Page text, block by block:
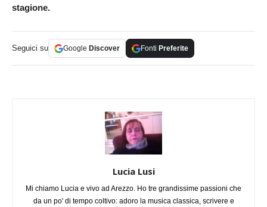
stagione.
Seguici su Google Discover Fonti Preferite
Lucia Lusi
Mi chiamo Lucia e vivo ad Arezzo. Ho tre grandissime passioni che
da un po' di tempo coltivo: adoro la musica classica, scrivere e